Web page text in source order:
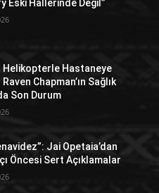
Eski Hallerinde Değil”
Helikopterle Hastaneye
Raven Chapman’ın Sağlık
Son Durum
Jai Opetaia’dan
Öncesi Sert Açıklamalar